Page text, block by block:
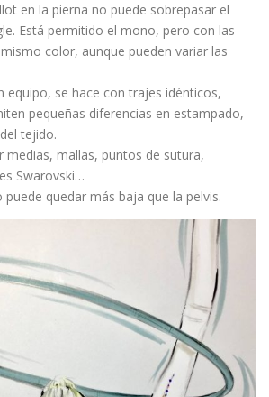
en la pierna no puede sobrepasar el
Está permitido el mono, pero con las
color, aunque pueden variar las
equipo, se hace con trajes idénticos,
pequeñas diferencias en estampado,
tejido.
medias, mallas, puntos de sutura,
Swarovski…
puede quedar más baja que la pelvis.